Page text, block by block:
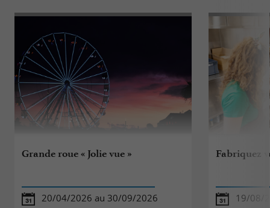
Grande roue « Jolie vue »
20/04/2026 au 30/09/2026
Fabriquez
19/08/